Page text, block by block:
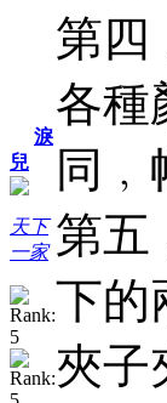
淚
兒
天下
一家
第四
各種
第五
下的
夾子